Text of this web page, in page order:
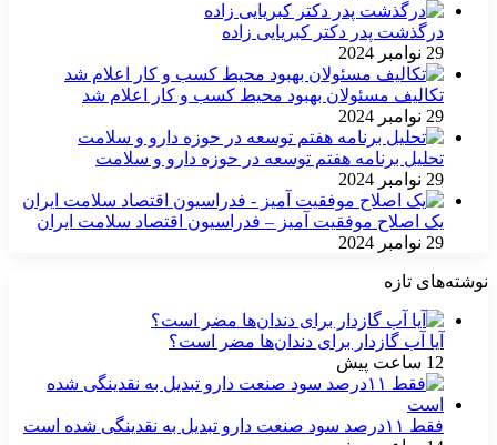
درگذشت پدر دکتر کبریایی زاده
29 نوامبر 2024
تکالیف مسئولان بهبود محیط کسب و کار اعلام شد
29 نوامبر 2024
تحلیل برنامه هفتم توسعه در حوزه دارو و سلامت
29 نوامبر 2024
یک اصلاح موفقیت آمیز – فدراسیون اقتصاد سلامت ایران
29 نوامبر 2024
نوشته‌های تازه
آیا آب گازدار برای دندان‌ها مضر است؟
12 ساعت پیش
فقط ۱۱‌درصد سود صنعت دارو تبدیل به نقدینگی شده است